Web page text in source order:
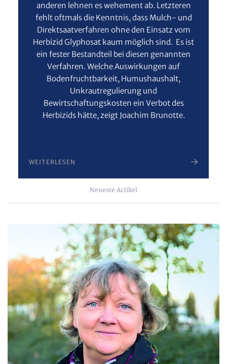
anderen lehnen es wehement ab. Letzteren
fehlt oftmals die Kenntnis, dass Mulch- und
Direktsaatverfahren ohne den Einsatz vom
Herbizid Glyphosat kaum möglich sind. Es ist
ein fester Bestandteil bei diesen genannten
Verfahren. Welche Auswirkungen auf
Bodenfruchtbarkeit, Humushaushalt,
Unkrautregulierung und
Bewirtschaftungskosten ein Verbot des
Herbizids hätte, zeigt Joachim Brunotte.
WEITERLESEN
Neueste Artikel